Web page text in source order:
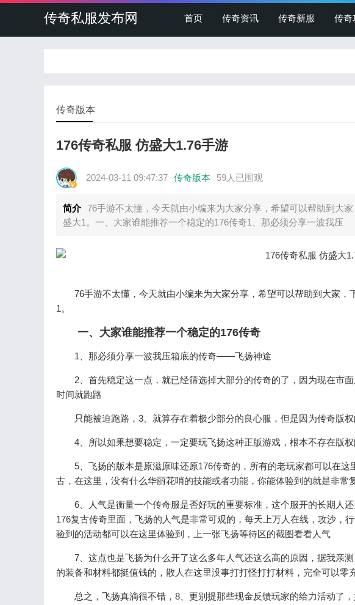
传奇私服发布网 首页 传奇资讯 传奇新服 传奇
传奇版本
176传奇私服 仿盛大1.76手游
2024-03-11 09:47:37 传奇版本 59人已围观
简介 76手游不太懂，今天就由小编来为大家分享，希望可以帮助到大
盛大1。一、大家谁能推荐一个稳定的176传奇1、那必须分享一波我压
76手游不太懂，今天就由小编来为大家分享，希望可以帮助到大家
1。
一、大家谁能推荐一个稳定的176传奇
1、那必须分享一波我压箱底的传奇——飞扬神途
2、首先稳定这一点，就已经筛选掉大部分的传奇的了，因为现在市
时间就跑路
只能被迫跑路，3、就算存在着极少部分的良心服，但是因为传奇版
4、所以如果想要稳定，一定要玩飞扬这种正版游戏，根本不存在版
5、飞扬的版本是原滋原味还原176传奇的，所有的老玩家都可以在
古，在这里，没有什么华丽花哨的技能或者功能，你能体验到的就是非常
6、人气是衡量一个传奇服是否好玩的重要标准，这个服开的长期人
176复古传奇里面，飞扬的人气是非常可观的，每天上万人在线，攻沙，
验到的活动都可以在这里体验到，上一张飞扬等待区的截图看看人气
7、这点也是飞扬为什么开了这么多年人气还这么高的原因，据我亲
的装备和材料都挺值钱的，散人在这里没事打打怪打打材料，完全可以零
总之，飞扬真滴很不错，8、更别提那些现金反馈玩家的给力活动了